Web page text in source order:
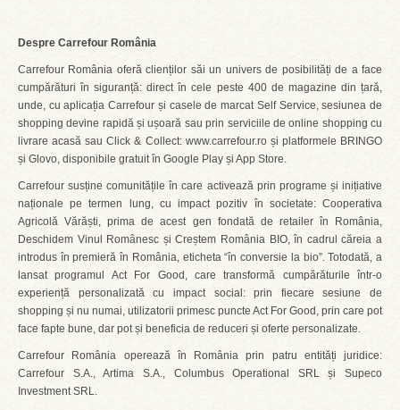
Despre Carrefour România
Carrefour România oferă clienților săi un univers de posibilități de a face
cumpărături în siguranță: direct în cele peste 400 de magazine din țară,
unde, cu aplicația Carrefour și casele de marcat Self Service, sesiunea de
shopping devine rapidă și ușoară sau prin serviciile de online shopping cu
livrare acasă sau Click & Collect: www.carrefour.ro și platformele BRINGO
și Glovo, disponibile gratuit în Google Play și App Store.
Carrefour susține comunitățile în care activează prin programe și inițiative
naționale pe termen lung, cu impact pozitiv în societate: Cooperativa
Agricolă Vărăști, prima de acest gen fondată de retailer în România,
Deschidem Vinul Românesc și Creștem România BIO, în cadrul căreia a
introdus în premieră în România, eticheta “în conversie la bio”. Totodată, a
lansat programul Act For Good, care transformă cumpărăturile într-o
experiență personalizată cu impact social: prin fiecare sesiune de
shopping și nu numai, utilizatorii primesc puncte Act For Good, prin care pot
face fapte bune, dar pot și beneficia de reduceri și oferte personalizate.
Carrefour România operează în România prin patru entități juridice:
Carrefour S.A., Artima S.A., Columbus Operational SRL și Supeco
Investment SRL.